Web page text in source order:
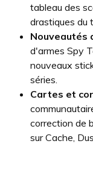
tableau des
drastiques du
Nouveautés
d'armes Spy
nouveaux
séries.
Cartes et
correction de
sur Cache,